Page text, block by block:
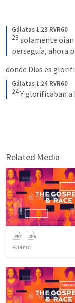
Gálatas 1.23 RVR60
23 solamente oían
perseguía, ahora
donde Dios es
Gálatas 1.24 RVR60
24Y glorificaban a
Related Media
4items